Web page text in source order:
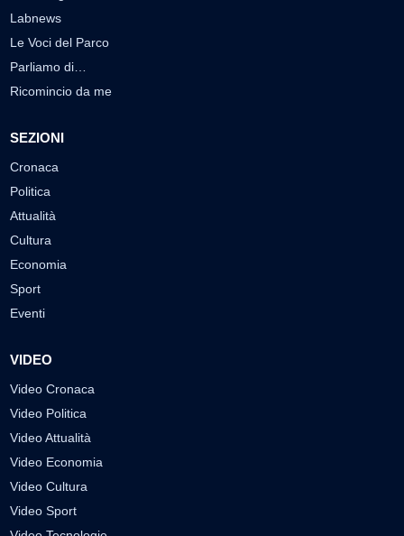
Labnews
Le Voci del Parco
Parliamo di…
Ricomincio da me
SEZIONI
Cronaca
Politica
Attualità
Cultura
Economia
Sport
Eventi
VIDEO
Video Cronaca
Video Politica
Video Attualità
Video Economia
Video Cultura
Video Sport